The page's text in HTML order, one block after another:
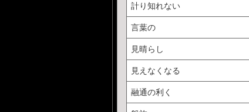
計り知れない
言葉の
見晴らし
見えなくなる
融通の利く